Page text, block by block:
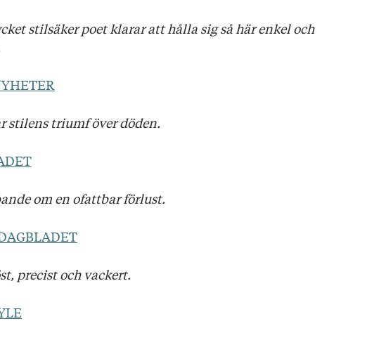
stilsäker poet klarar att hålla sig så här enkel och
stilens triumf över döden.
om en ofattbar förlust.
precist och vackert.